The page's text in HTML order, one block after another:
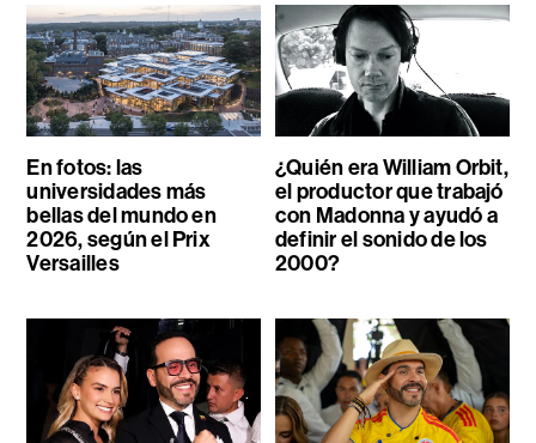
En fotos: las
universidades más
bellas del mundo en
2026, según el Prix
Versailles
¿Quién era William Orbit,
el productor que trabajó
con Madonna y ayudó a
definir el sonido de los
2000?